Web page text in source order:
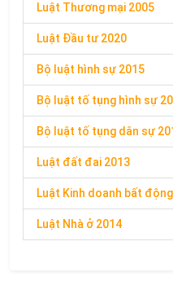
Luật Thương mại 2005
Luật Đầu tư 2020
Bộ luật hình sự 2015
Bộ luật tố tụng hình sự
Bộ luật tố tụng dân sự
Luật đất đai 2013
Luật Kinh doanh bất
Luật Nhà ở 2014